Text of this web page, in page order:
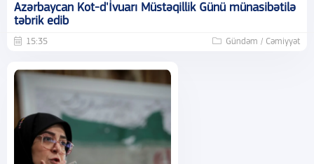
Azərbaycan Kot-d'İvuarı Müstəqillik Günü münasibətilə
təbrik edib
15:35 Gündəm / Cəmiyyət